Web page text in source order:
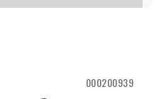
000200939